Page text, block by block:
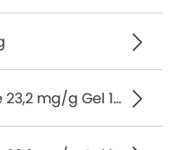
Voltaren Schmerzgel forte 23,2 mg/g Gel 180 g